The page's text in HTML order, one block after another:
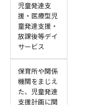
児童発達支
援・医療型児
童発達支援・
放課後等デイ
サービス
保育所や関係
機関をまじえ
た、児童発達
支援計画に関